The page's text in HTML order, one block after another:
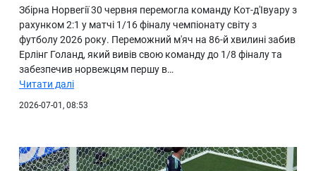
Про нас
Збірна Норвегії 30 червня перемогла команду Кот-д'Івуару з
рахунком 2:1 у матчі 1/16 фіналу чемпіонату світу з
футболу 2026 року. Переможний м'яч на 86-й хвилині забив
Ерлінг Голанд, який вивів свою команду до 1/8 фіналу та
забезпечив норвежцям першу в…
Читати далі
2026-07-01, 08:53